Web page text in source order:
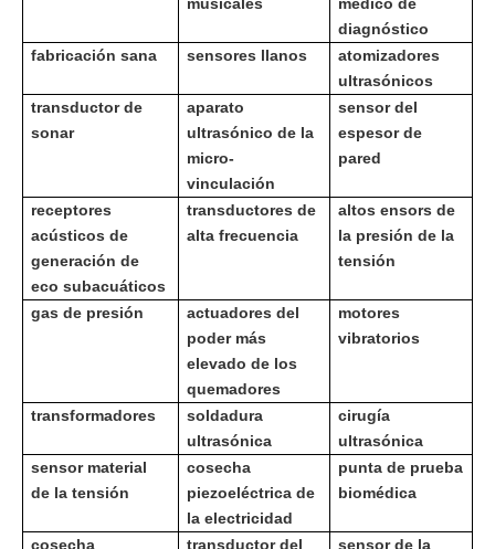
diagnóstico
fabricación sana
sensores llanos
atomizadores
ultrasónicos
transductor de
sonar
aparato
ultrasónico de la
micro-
vinculación
sensor del
espesor de
pared
receptores
acústicos de
generación de
eco subacuáticos
transductores de
alta frecuencia
altos ensors de
la presión de la
tensión
gas de presión
actuadores del
poder más
elevado de los
quemadores
motores
vibratorios
transformadores
soldadura
ultrasónica
cirugía
ultrasónica
sensor material
de la tensión
cosecha
piezoeléctrica de
la electricidad
punta de prueba
biomédica
cosecha transductor del sensor de la